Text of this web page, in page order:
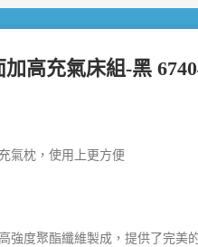
高充氣床組-黑
氣枕，使用上更方便
強度聚酯纖維製成，提供了完美